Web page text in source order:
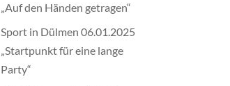
„Auf den Händen getragen“
Sport in Dülmen 06.01.2025
„Startpunkt für eine lange
Party“